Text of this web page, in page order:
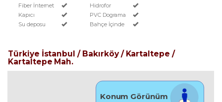
Fiber İnternet
Hidrofor
Kapıcı
PVC Dograma
Su deposu
Bahçe İçinde
Türkiye İstanbul / Bakırköy/ Kartaltepe /
Kartaltepe Mah.
Konum Görünüm